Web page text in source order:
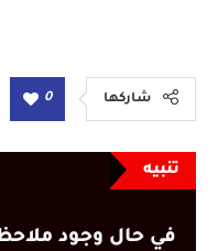
شاركها 0
تنبيه
في حال وجود